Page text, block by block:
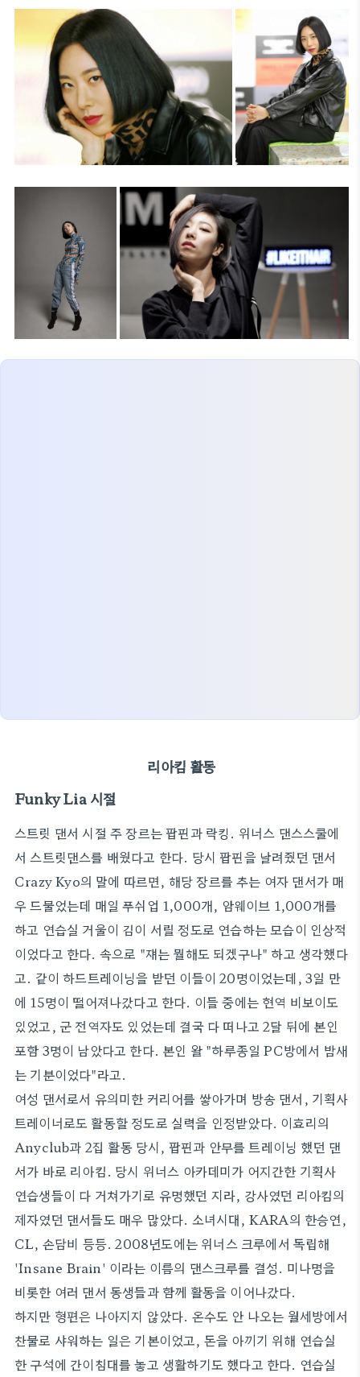
리아킴 활동
Funky Lia 시절
스트릿 댄서 시절 주 장르는 팝핀과 락킹. 위너스 댄스스쿨에
서 스트릿댄스를 배웠다고 한다. 당시 팝핀을 날려줬던 댄서
Crazy Kyo의 말에 따르면, 해당 장르를 추는 여자 댄서가 매
우 드물었는데 매일 푸쉬업 1,000개, 암웨이브 1,000개를
하고 연습실 거울이 김이 서릴 정도로 연습하는 모습이 인상적
이었다고 한다. 속으로 "쟤는 뭘해도 되겠구나" 하고 생각했다
고. 같이 하드트레이닝을 받던 이들이 20명이었는데, 3일 만
에 15명이 떨어져나갔다고 한다. 이들 중에는 현역 비보이도
있었고, 군 전역자도 있었는데 결국 다 떠나고 2달 뒤에 본인
포함 3명이 남았다고 한다. 본인 왈 "하루종일 PC방에서 밤새
는 기분이었다"라고.
여성 댄서로서 유의미한 커리어를 쌓아가며 방송 댄서, 기획사
트레이너로도 활동할 정도로 실력을 인정받았다. 이효리의
Anyclub과 2집 활동 당시, 팝핀과 안무를 트레이닝 했던 댄
서가 바로 리아킴. 당시 위너스 아카데미가 어지간한 기획사
연습생들이 다 거쳐가기로 유명했던 지라, 강사였던 리아킴의
제자였던 댄서들도 매우 많았다. 소녀시대, KARA의 한승연,
CL, 손담비 등등. 2008년도에는 위너스 크루에서 독립해
'Insane Brain' 이라는 이름의 댄스크루를 결성. 미나명을
비롯한 여러 댄서 동생들과 함께 활동을 이어나갔다.
하지만 형편은 나아지지 않았다. 온수도 안 나오는 월세방에서
찬물로 샤워하는 일은 기본이었고, 돈을 아끼기 위해 연습실
한 구석에 간이침대를 놓고 생활하기도 했다고 한다. 연습실